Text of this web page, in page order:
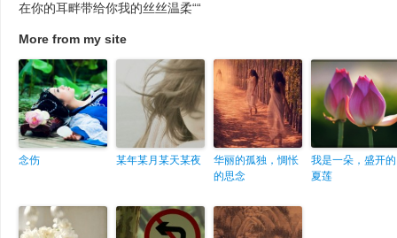
在你的耳畔带给你我的丝丝温柔““
More from my site
念伤 某年某月某天某夜
华丽的孤独，惆怅
的思念
我是一朵，盛开的
夏莲